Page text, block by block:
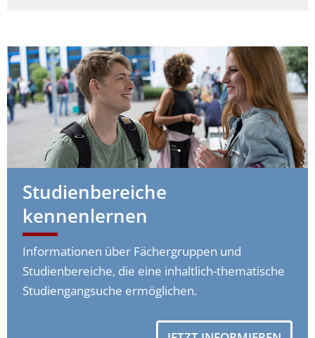
Studienbereiche
kennenlernen
Informationen über Fächergruppen und
Studienbereiche, die eine inhaltlich-thematische
Studiengangsuche ermöglichen.